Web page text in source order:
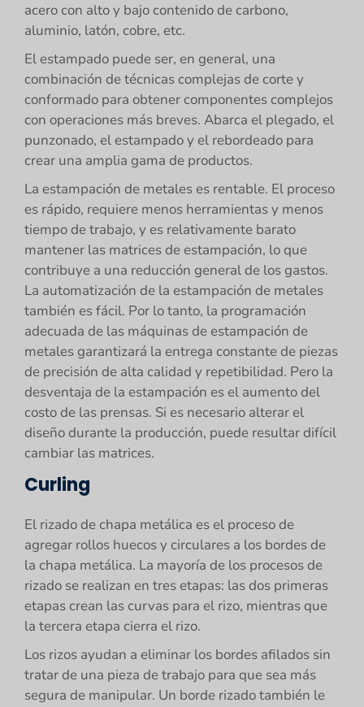
acero con alto y bajo contenido de carbono,
aluminio, latón, cobre, etc.
El estampado puede ser, en general, una
combinación de técnicas complejas de corte y
conformado para obtener componentes complejos
con operaciones más breves. Abarca el plegado, el
punzonado, el estampado y el rebordeado para
crear una amplia gama de productos.
La estampación de metales es rentable. El proceso
es rápido, requiere menos herramientas y menos
tiempo de trabajo, y es relativamente barato
mantener las matrices de estampación, lo que
contribuye a una reducción general de los gastos.
La automatización de la estampación de metales
también es fácil. Por lo tanto, la programación
adecuada de las máquinas de estampación de
metales garantizará la entrega constante de piezas
de precisión de alta calidad y repetibilidad. Pero la
desventaja de la estampación es el aumento del
costo de las prensas. Si es necesario alterar el
diseño durante la producción, puede resultar difícil
cambiar las matrices.
Curling
El rizado de chapa metálica es el proceso de
agregar rollos huecos y circulares a los bordes de
la chapa metálica. La mayoría de los procesos de
rizado se realizan en tres etapas: las dos primeras
etapas crean las curvas para el rizo, mientras que
la tercera etapa cierra el rizo.
Los rizos ayudan a eliminar los bordes afilados sin
tratar de una pieza de trabajo para que sea más
segura de manipular. Un borde rizado también le